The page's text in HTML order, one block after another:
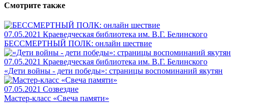
Смотрите также
07.05.2021 Краеведческая библиотека им. В.Г. Белинского
БЕССМЕРТНЫЙ ПОЛК: онлайн шествие
07.05.2021 Краеведческая библиотека им. В.Г. Белинского
«Дети войны - дети победы»: страницы воспоминаний якутян
07.05.2021 Созвездие
Мастер-класс «Свеча памяти»